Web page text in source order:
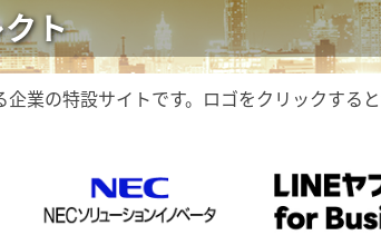
ト
企業の特設サイトです。ロゴをクリックする